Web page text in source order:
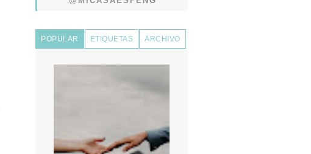
POPULAR ETIQUETAS ARCHIVO